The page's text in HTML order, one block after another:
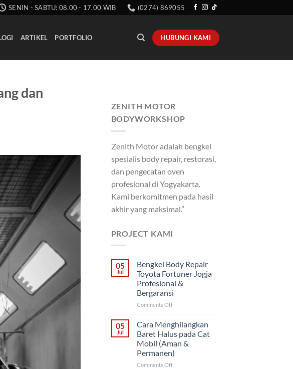
SENIN - SABTU: 08.00 - 17.00 WIB (0274) 869055
ARTIKEL PORTFOLIO HUBUNGI KAMI
dan
ZENITH MOTOR
BODYWORKSHOP
Zenith Motor adalah bengkel
spesialis body repair, restorasi,
dan pengecatan oven
profesional di Yogyakarta.
Kami berkomitmen pada hasil
akhir yang maksimal.”
PROJECT KAMI
05
Jul
Bengkel Body Repair
Toyota Fortuner Jogja
Profesional &
Bergaransi
Comments Offon
Body
Repair
Toyota
Fortuner
Jogja
Profesional
05
Jul
Cara Menghilangkan
Baret Halus pada Cat
Mobil (Aman &
Permanen)
Comments Offon